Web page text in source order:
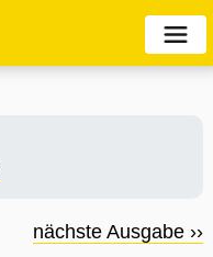
nächste Ausgabe ››